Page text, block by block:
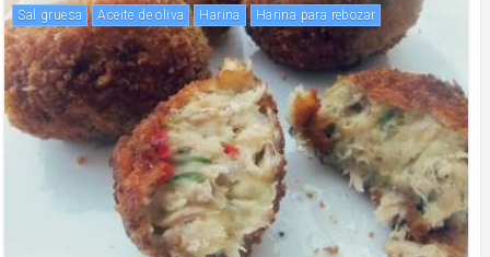
Sal gruesa aceite de oliva harina Harina para rebozar